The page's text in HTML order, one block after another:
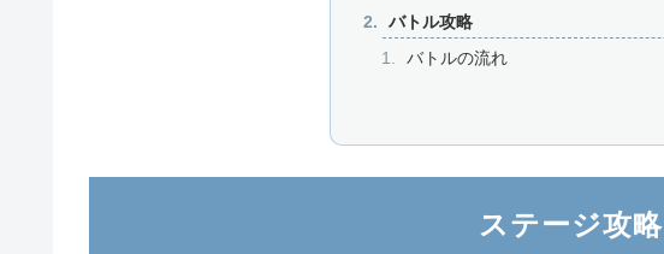
バトル攻略
バトルの流れ
ステージ攻略